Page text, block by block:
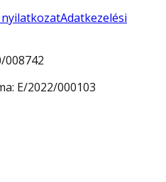
nyilatkozatAdatkezelési
008742
E/2022/000103